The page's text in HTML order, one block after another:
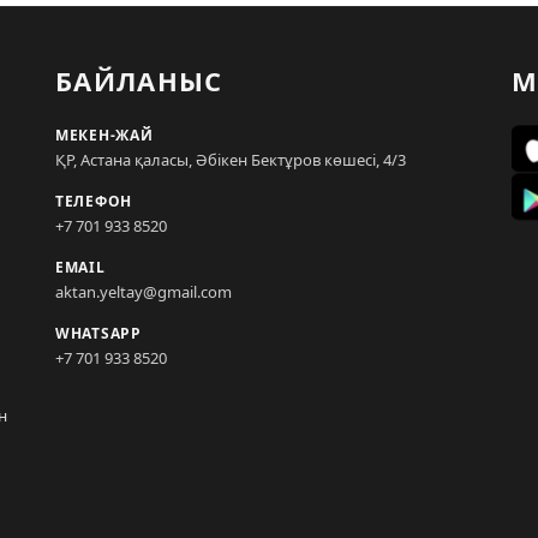
БАЙЛАНЫС
МЕКЕН-ЖАЙ
ҚР, Астана қаласы, Әбікен Бектұров көшесі, 4/3
ТЕЛЕФОН
+7 701 933 8520
EMAIL
aktan.yeltay@gmail.com
WHATSAPP
+7 701 933 8520